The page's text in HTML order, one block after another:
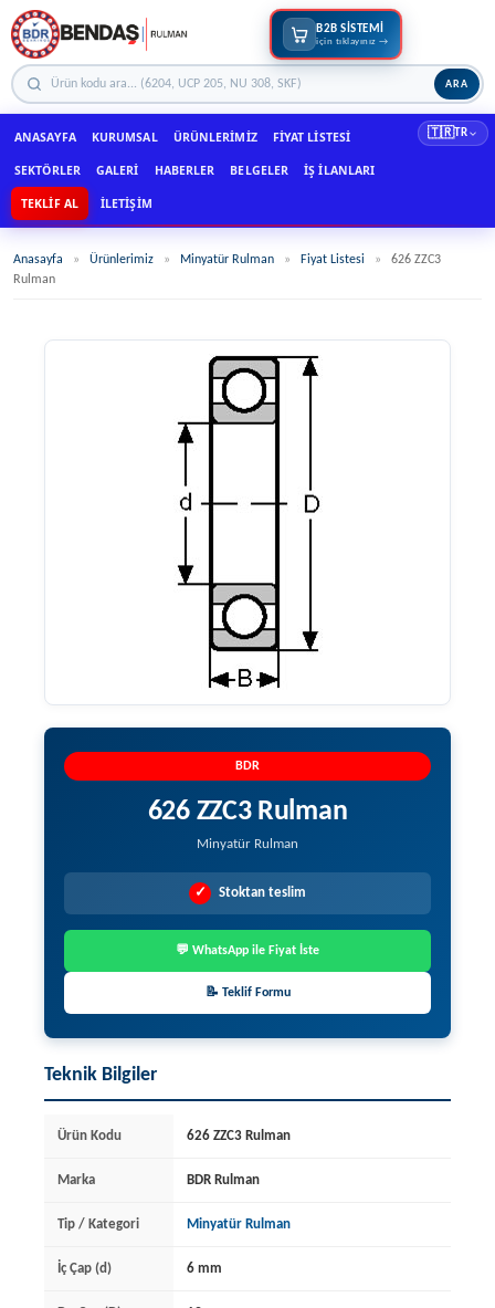
ARA
B2B SİSTEMİ
için tıklayınız →
ANASAYFA KURUMSAL ÜRÜNLERIMIZ FIYAT LISTESI
SEKTÖRLER GALERI HABERLER BELGELER İŞ İLANLARI
TEKLIF AL İLETIŞIM
🇹🇷TR
Anasayfa » Ürünlerimiz » Minyatür Rulman » Fiyat Listesi »
626 ZZC3
Rulman
BDR
626 ZZC3 Rulman
Minyatür Rulman
✓ Stoktan teslim
💬 WhatsApp ile Fiyat İste
📝 Teklif Formu
Teknik Bilgiler
Ürün Kodu 626 ZZC3 Rulman
Marka BDR Rulman
Tip / Kategori Minyatür Rulman
İç Çap (d) 6 mm